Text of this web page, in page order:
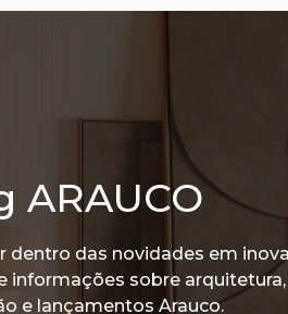
ARAUCO MELAMINA
ARAUCO COLOR
ARAUCO
dentro das novidades em
informações sobre arquitetura,
e lançamentos Arauco.